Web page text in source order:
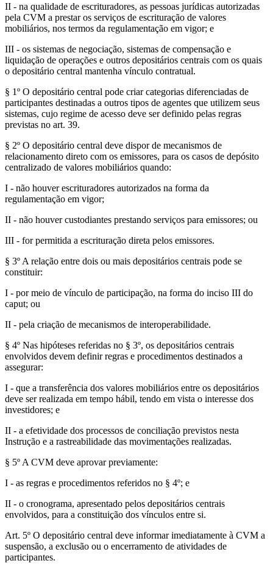
II - na qualidade de escrituradores, as pessoas jurídicas autorizadas
pela CVM a prestar os serviços de escrituração de valores
mobiliários, nos termos da regulamentação em vigor; e
III - os sistemas de negociação, sistemas de compensação e
liquidação de operações e outros depositários centrais com os quais
o depositário central mantenha vínculo contratual.
§ 1º O depositário central pode criar categorias diferenciadas de
participantes destinadas a outros tipos de agentes que utilizem seus
sistemas, cujo regime de acesso deve ser definido pelas regras
previstas no art. 39.
§ 2º O depositário central deve dispor de mecanismos de
relacionamento direto com os emissores, para os casos de depósito
centralizado de valores mobiliários quando:
I - não houver escrituradores autorizados na forma da
regulamentação em vigor;
II - não houver custodiantes prestando serviços para emissores; ou
III - for permitida a escrituração direta pelos emissores.
§ 3º A relação entre dois ou mais depositários centrais pode se
constituir:
I - por meio de vínculo de participação, na forma do inciso III do
caput; ou
II - pela criação de mecanismos de interoperabilidade.
§ 4º Nas hipóteses referidas no § 3º, os depositários centrais
envolvidos devem definir regras e procedimentos destinados a
assegurar:
I - que a transferência dos valores mobiliários entre os depositários
deve ser realizada em tempo hábil, tendo em vista o interesse dos
investidores; e
II - a efetividade dos processos de conciliação previstos nesta
Instrução e a rastreabilidade das movimentações realizadas.
§ 5º A CVM deve aprovar previamente:
I - as regras e procedimentos referidos no § 4º; e
II - o cronograma, apresentado pelos depositários centrais
envolvidos, para a constituição dos vínculos entre si.
Art. 5º O depositário central deve informar imediatamente à CVM a
suspensão, a exclusão ou o encerramento de atividades de
participantes.